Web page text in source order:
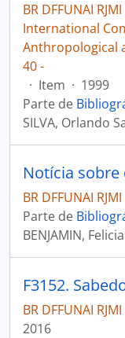
BR DFFUNAI
International
Anthropological
40 -
· Item · 1999
Parte de
SILVA, Orlando
BR DFFUNAI
Parte de
BENJAMIN,
BR DFFUNAI
2016